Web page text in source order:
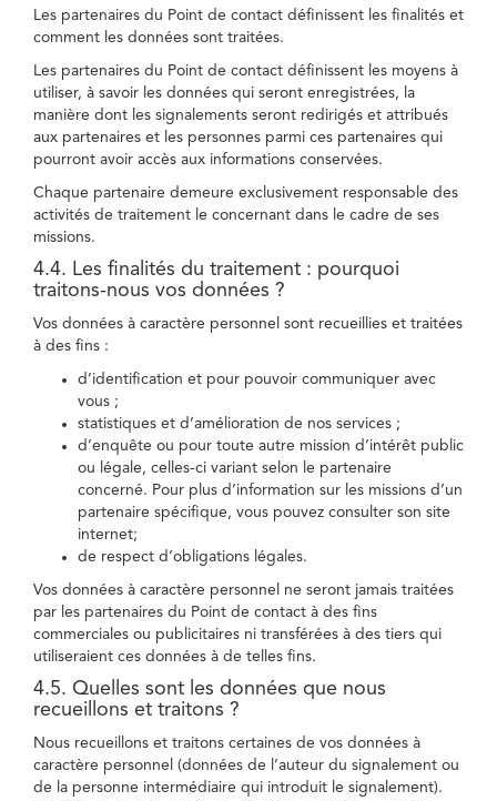
Les partenaires du Point de contact définissent les finalités et
comment les données sont traitées.
Les partenaires du Point de contact définissent les moyens à
utiliser, à savoir les données qui seront enregistrées, la
manière dont les signalements seront redirigés et attribués
aux partenaires et les personnes parmi ces partenaires qui
pourront avoir accès aux informations conservées.
Chaque partenaire demeure exclusivement responsable des
activités de traitement le concernant dans le cadre de ses
missions.
4.4. Les finalités du traitement : pourquoi
traitons-nous vos données ?
Vos données à caractère personnel sont recueillies et traitées
à des fins :
d’identification et pour pouvoir communiquer avec
vous ;
statistiques et d’amélioration de nos services ;
d’enquête ou pour toute autre mission d’intérêt public
ou légale, celles-ci variant selon le partenaire
concerné. Pour plus d’information sur les missions d’un
partenaire spécifique, vous pouvez consulter son site
internet;
de respect d’obligations légales.
Vos données à caractère personnel ne seront jamais traitées
par les partenaires du Point de contact à des fins
commerciales ou publicitaires ni transférées à des tiers qui
utiliseraient ces données à de telles fins.
4.5. Quelles sont les données que nous
recueillons et traitons ?
Nous recueillons et traitons certaines de vos données à
caractère personnel (données de l’auteur du signalement ou
de la personne intermédiaire qui introduit le signalement).